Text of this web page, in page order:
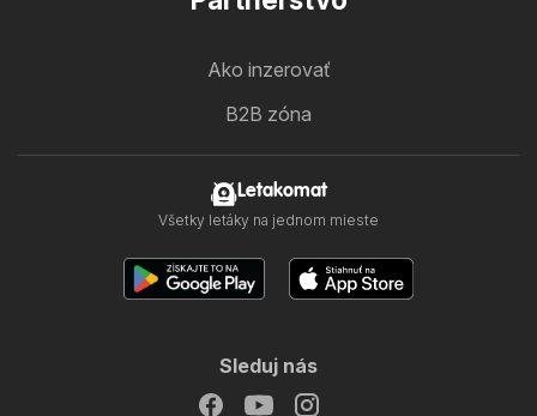
Ako inzerovať
B2B zóna
Letakomat
Všetky letáky na jednom mieste
Sleduj nás